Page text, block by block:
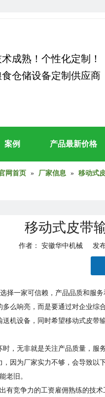
成熟！个性化定制！
仓储设备定制供应商
案例 产品最新价格
网首页 » 厂家信息 » 移动式
移动式皮带
作者： 安徽华中机械 发
择一家可信赖，产品品质和服
么响亮，而是要通过对企业
机设备，同时希望移动式皮
，无非就是关注产品质量，
因为厂家实力不够，会导致以
老旧。
竞争力的工资雇佣熟练的技术